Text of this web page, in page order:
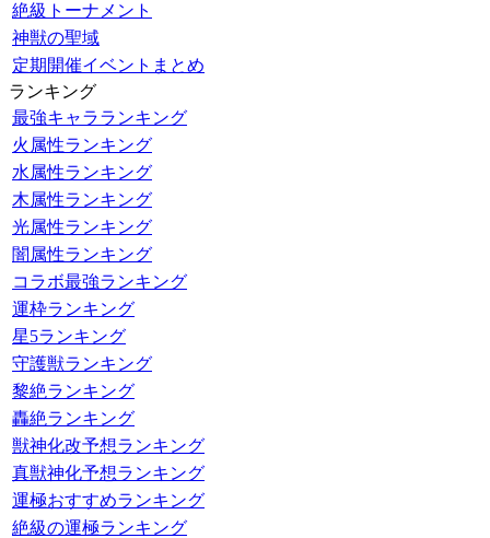
絶級トーナメント
神獣の聖域
定期開催イベントまとめ
ランキング
最強キャラランキング
火属性ランキング
水属性ランキング
木属性ランキング
光属性ランキング
闇属性ランキング
コラボ最強ランキング
運枠ランキング
星5ランキング
守護獣ランキング
黎絶ランキング
轟絶ランキング
獣神化改予想ランキング
真獣神化予想ランキング
運極おすすめランキング
絶級の運極ランキング